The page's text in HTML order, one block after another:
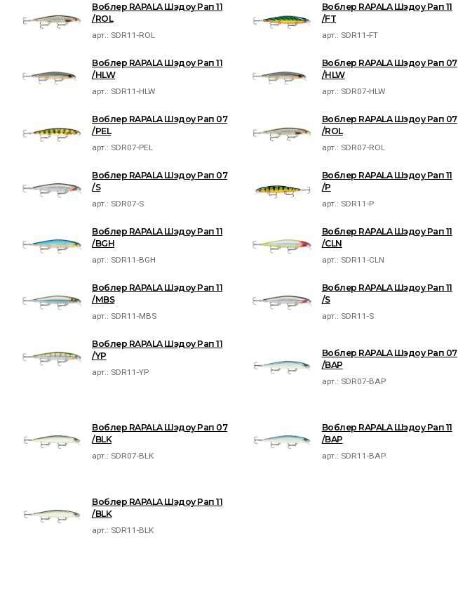
Воблер RAPALA Шэдоу Рап 11
/ROL
арт.: SDR11-ROL
Воблер RAPALA Шэдоу Рап 11
/FT
арт.: SDR11-FT
Воблер RAPALA Шэдоу Рап 11
/HLW
арт.: SDR11-HLW
Воблер RAPALA Шэдоу Рап 07
/HLW
арт.: SDR07-HLW
Воблер RAPALA Шэдоу Рап 07
/PEL
арт.: SDR07-PEL
Воблер RAPALA Шэдоу Рап 07
/ROL
арт.: SDR07-ROL
Воблер RAPALA Шэдоу Рап 07
/S
арт.: SDR07-S
Воблер RAPALA Шэдоу Рап 11
/P
арт.: SDR11-P
Воблер RAPALA Шэдоу Рап 11
/BGH
арт.: SDR11-BGH
Воблер RAPALA Шэдоу Рап 11
/CLN
арт.: SDR11-CLN
Воблер RAPALA Шэдоу Рап 11
/MBS
арт.: SDR11-MBS
Воблер RAPALA Шэдоу Рап 11
/S
арт.: SDR11-S
Воблер RAPALA Шэдоу Рап 11
/YP
арт.: SDR11-YP
Воблер RAPALA Шэдоу Рап 07
/BAP
арт.: SDR07-BAP
Воблер RAPALA Шэдоу Рап 07
/BLK
арт.: SDR07-BLK
Воблер RAPALA Шэдоу Рап 11
/BAP
арт.: SDR11-BAP
Воблер RAPALA Шэдоу Рап 11
/BLK
арт.: SDR11-BLK